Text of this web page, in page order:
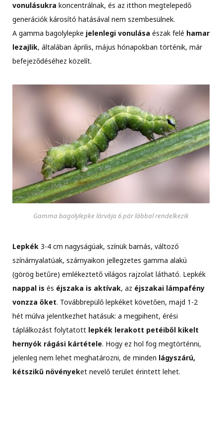
vonulásukra koncentrálnak, és az itthon megtelepedő
generációk károsító hatásával nem szembesülnek.
A gamma bagolylepke jelenlegi vonulása észak felé hamar
lezajlik, általában április, május hónapokban történik, már
befejeződéséhez közelít.
Gamma bagolylepke lárvája 6 pár lábbal rendelkezik
Lepkék 3-4 cm nagyságúak, színük barnás, változó
színárnyalatúak, szárnyaikon jellegzetes gamma alakú
(görög betűre) emlékeztető világos rajzolat látható. Lepkék
nappal is és éjszaka is aktívak, az éjszakai lámpafény
vonzza őket. Továbbrepülő lepkéket követően, majd 1-2
hét múlva jelentkezhet hatásuk: a megpihent, érési
táplálkozást folytatott lepkék lerakott petéiből kikelt
hernyók rágási kártétele. Hogy ez hol fog megtörténni,
jelenleg nem lehet meghatározni, de minden lágyszárú,
kétszikű növényeket nevelő terület érintett lehet.